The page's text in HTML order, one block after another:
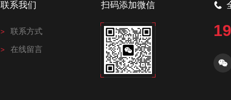
联系我们
联系方式
在线留言
扫码添加微信